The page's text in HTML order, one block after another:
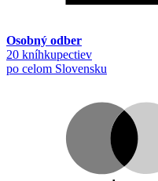
Osobný odber
20 kníhkupectiev
po celom Slovensku